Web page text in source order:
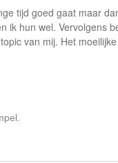
tijd goed gaat maar
ik hun wel. Vervolgens
van mij. Het